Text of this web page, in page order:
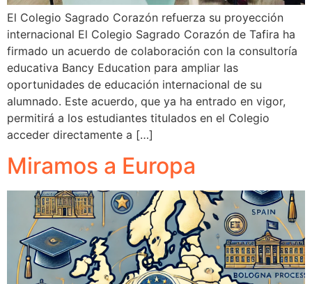
El Colegio Sagrado Corazón refuerza su proyección
internacional El Colegio Sagrado Corazón de Tafira ha
firmado un acuerdo de colaboración con la consultoría
educativa Bancy Education para ampliar las
oportunidades de educación internacional de su
alumnado. Este acuerdo, que ya ha entrado en vigor,
permitirá a los estudiantes titulados en el Colegio
acceder directamente a […]
Miramos a Europa